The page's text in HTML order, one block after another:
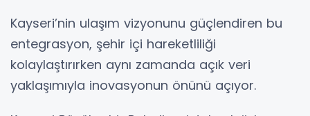
Kayseri’nin ulaşım vizyonunu güçlendiren bu
entegrasyon, şehir içi hareketliliği
kolaylaştırırken aynı zamanda açık veri
yaklaşımıyla inovasyonun önünü açıyor.